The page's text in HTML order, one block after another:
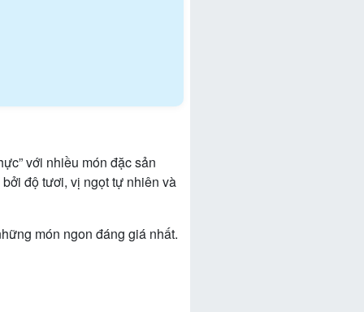
với nhiều món đặc sản
độ tươi, vị ngọt tự nhiên và
món ngon đáng giá nhất.